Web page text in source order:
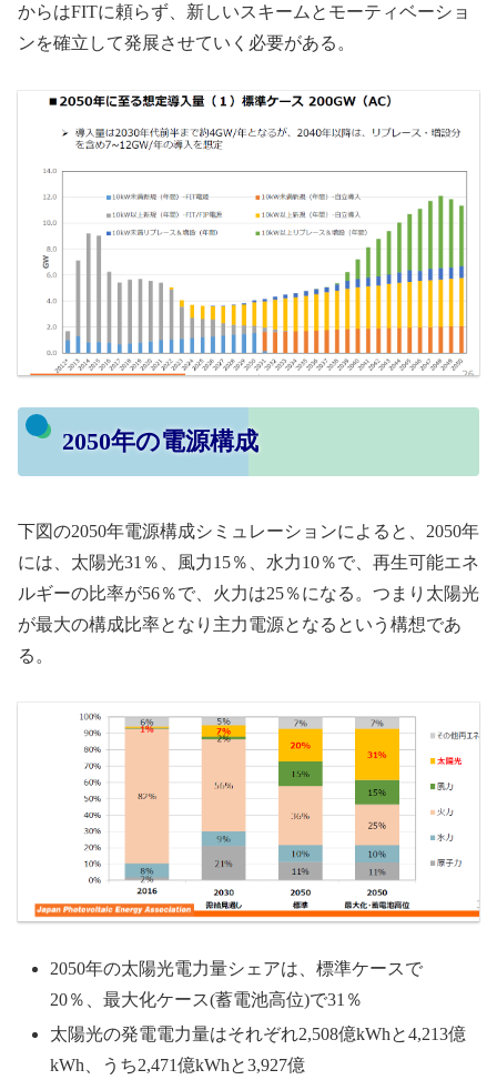
からはFITに頼らず、新しいスキームとモーティベーショ
ンを確立して発展させていく必要がある。
2050年の電源構成
下図の2050年電源構成シミュレーションによると、2050年
には、太陽光31％、風力15％、水力10％で、再生可能エネ
ルギーの比率が56％で、火力は25％になる。つまり太陽光
が最大の構成比率となり主力電源となるという構想であ
る。
2050年の太陽光電⼒量シェアは、標準ケースで
20％、最⼤化ケース(蓄電池⾼位)で31％
太陽光の発電電⼒量はそれぞれ2,508億kWhと4,213億
kWh、うち2,471億kWhと3,927億